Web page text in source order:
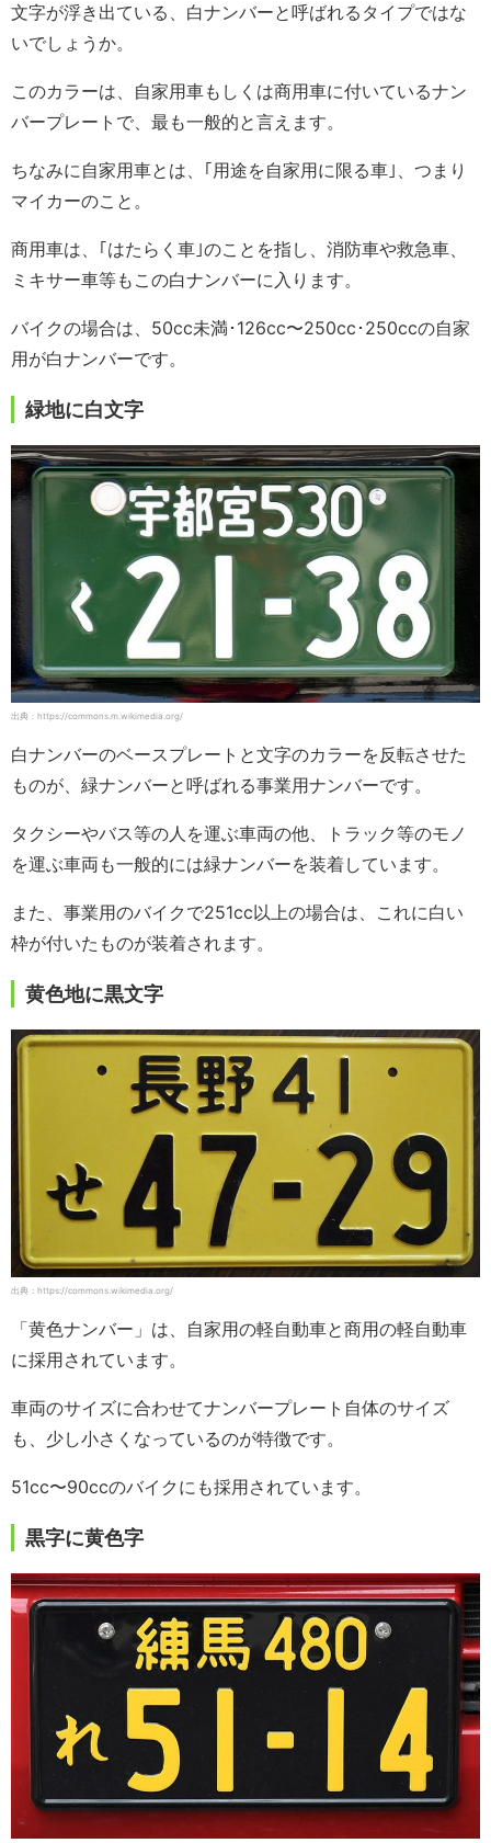
文字が浮き出ている、白ナンバーと呼ばれるタイプではな
いでしょうか。
このカラーは、自家用車もしくは商用車に付いているナン
バープレートで、最も一般的と言えます。
ちなみに自家用車とは、｢用途を自家用に限る車｣、つまり
マイカーのこと。
商用車は、｢はたらく車｣のことを指し、消防車や救急車、
ミキサー車等もこの白ナンバーに入ります。
バイクの場合は、50cc未満･126cc〜250cc･250ccの自家
用が白ナンバーです。
緑地に白文字
出典：https://commons.m.wikimedia.org/
白ナンバーのベースプレートと文字のカラーを反転させた
ものが、緑ナンバーと呼ばれる事業用ナンバーです。
タクシーやバス等の人を運ぶ車両の他、トラック等のモノ
を運ぶ車両も一般的には緑ナンバーを装着しています。
また、事業用のバイクで251cc以上の場合は、これに白い
枠が付いたものが装着されます。
黄色地に黒文字
出典：https://commons.wikimedia.org/
「黄色ナンバー」は、自家用の軽自動車と商用の軽自動車
に採用されています。
車両のサイズに合わせてナンバープレート自体のサイズ
も、少し小さくなっているのが特徴です。
51cc〜90ccのバイクにも採用されています。
黒字に黄色字